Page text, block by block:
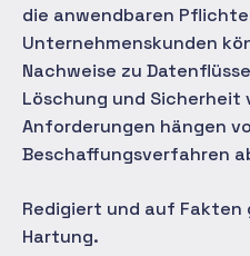
die anwendbaren
Unternehmenskunden
Nachweise zu
Löschung und
Anforderungen hängen
Beschaffungsverfahren
Redigiert und auf Fakten
Hartung.